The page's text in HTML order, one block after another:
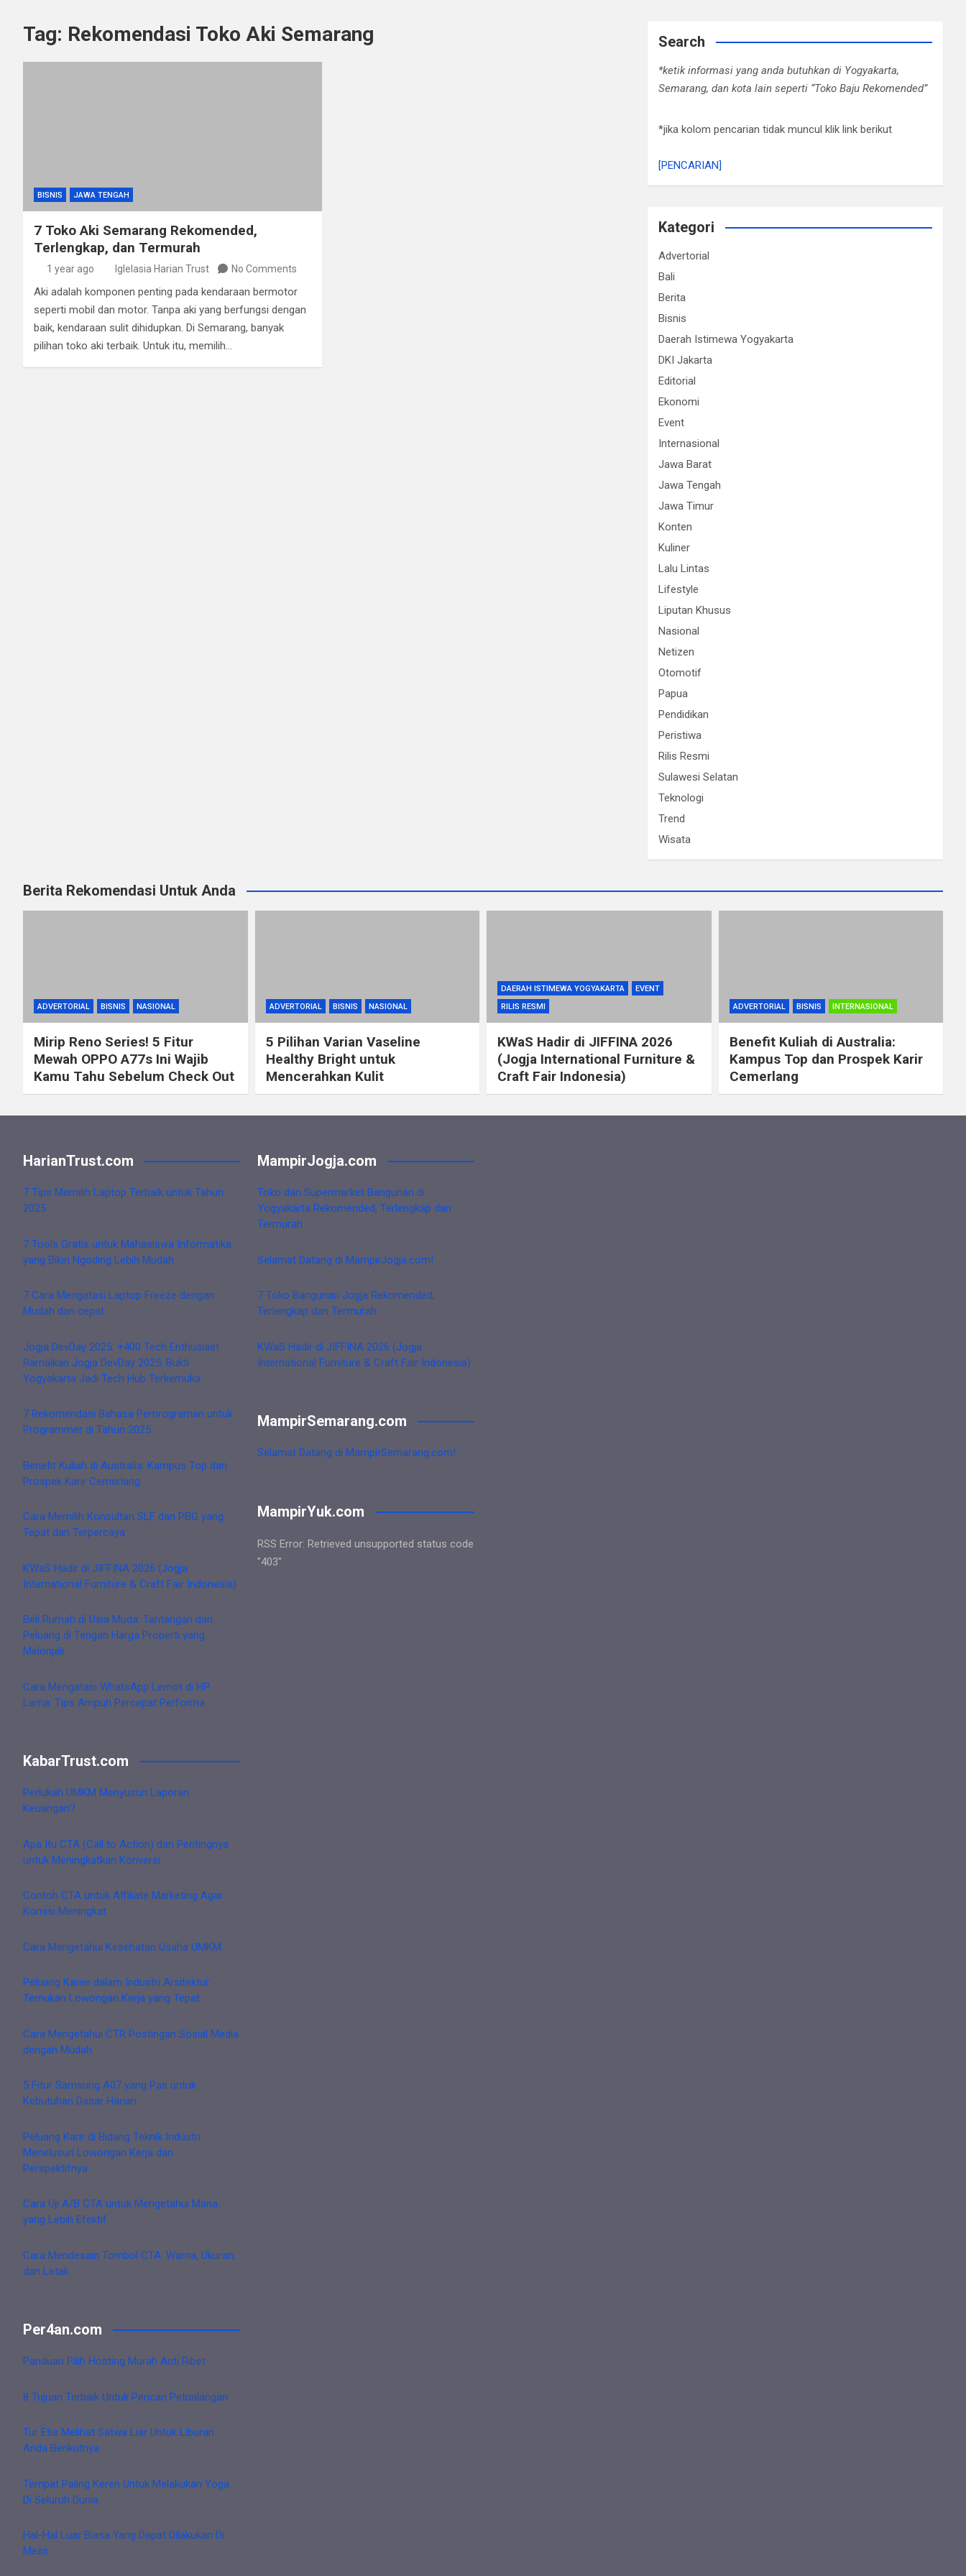
Tag: Rekomendasi Toko Aki Semarang
BISNIS JAWA TENGAH
7 Toko Aki Semarang Rekomended,
Terlengkap, dan Termurah
1 year ago Iglelasia Harian Trust No Comments
Aki adalah komponen penting pada kendaraan bermotor
seperti mobil dan motor. Tanpa aki yang berfungsi dengan
baik, kendaraan sulit dihidupkan. Di Semarang, banyak
pilihan toko aki terbaik. Untuk itu, memilih…
Search
*ketik informasi yang anda butuhkan di Yogyakarta,
Semarang, dan kota lain seperti “Toko Baju Rekomended”
*jika kolom pencarian tidak muncul klik link berikut
[PENCARIAN]
Kategori
Advertorial
Bali
Berita
Bisnis
Daerah Istimewa Yogyakarta
DKI Jakarta
Editorial
Ekonomi
Event
Internasional
Jawa Barat
Jawa Tengah
Jawa Timur
Konten
Kuliner
Lalu Lintas
Lifestyle
Liputan Khusus
Nasional
Netizen
Otomotif
Papua
Pendidikan
Peristiwa
Rilis Resmi
Sulawesi Selatan
Teknologi
Trend
Wisata
Berita Rekomendasi Untuk Anda
ADVERTORIAL BISNIS NASIONAL
Mirip Reno Series! 5 Fitur
Mewah OPPO A77s Ini Wajib
Kamu Tahu Sebelum Check Out
ADVERTORIAL BISNIS NASIONAL
5 Pilihan Varian Vaseline
Healthy Bright untuk
Mencerahkan Kulit
DAERAH ISTIMEWA YOGYAKARTA
EVENT
RILIS RESMI
KWaS Hadir di JIFFINA 2026
(Jogja International Furniture &
Craft Fair Indonesia)
ADVERTORIAL BISNIS INTERNASIONAL
Benefit Kuliah di Australia:
Kampus Top dan Prospek Karir
Cemerlang
HarianTrust.com
7 Tips Memilih Laptop Terbaik untuk Tahun
2025
7 Tools Gratis untuk Mahasiswa Informatika
yang Bikin Ngoding Lebih Mudah
7 Cara Mengatasi Laptop Freeze dengan
Mudah dan cepat
Jogja DevDay 2025: +400 Tech Enthusiast
Ramaikan Jogja DevDay 2025: Bukti
Yogyakarta Jadi Tech Hub Terkemuka
7 Rekomendasi Bahasa Pemrograman untuk
Programmer di Tahun 2025
Benefit Kuliah di Australia: Kampus Top dan
Prospek Karir Cemerlang
Cara Memilih Konsultan SLF dan PBG yang
Tepat dan Terpercaya
KWaS Hadir di JIFFINA 2026 (Jogja
International Furniture & Craft Fair Indonesia)
Beli Rumah di Usia Muda: Tantangan dan
Peluang di Tengah Harga Properti yang
Melonjak
Cara Mengatasi WhatsApp Lemot di HP
Lama: Tips Ampuh Percepat Performa
KabarTrust.com
Perlukah UMKM Menyusun Laporan
Keuangan?
Apa Itu CTA (Call to Action) dan Pentingnya
untuk Meningkatkan Konversi
Contoh CTA untuk Affiliate Marketing Agar
Komisi Meningkat
Cara Mengetahui Kesehatan Usaha UMKM
Peluang Karier dalam Industri Arsitektur:
Temukan Lowongan Kerja yang Tepat
Cara Mengetahui CTR Postingan Sosial Media
dengan Mudah
5 Fitur Samsung A07 yang Pas untuk
Kebutuhan Dasar Harian
Peluang Karir di Bidang Teknik Industri:
Menelusuri Lowongan Kerja dan
Perspektifnya
Cara Uji A/B CTA untuk Mengetahui Mana
yang Lebih Efektif
Cara Mendesain Tombol CTA: Warna, Ukuran,
dan Letak
Per4an.com
Panduan Pilih Hosting Murah Anti Ribet
8 Tujuan Terbaik Untuk Pencari Petualangan
Tur Etis Melihat Satwa Liar Untuk Liburan
Anda Berikutnya
Tempat Paling Keren Untuk Melakukan Yoga
Di Seluruh Dunia
Hal-Hal Luar Biasa Yang Dapat Dilakukan Di
Mesir
MampirJogja.com
Toko dan Supermarket Bangunan di
Yogyakarta Rekomended, Terlengkap dan
Termurah
Selamat Datang di MampirJogja.com!
7 Toko Bangunan Jogja Rekomended,
Terlengkap dan Termurah
KWaS Hadir di JIFFINA 2026 (Jogja
International Furniture & Craft Fair Indonesia)
MampirSemarang.com
Selamat Datang di MampirSemarang.com!
MampirYuk.com
RSS Error: Retrieved unsupported status code
"403"